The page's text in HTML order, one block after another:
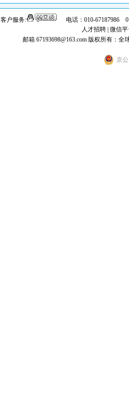
客户服务:
电话：010-67187986
人才招聘 微信
邮箱 67193698@163.com 版权所有：全
京公